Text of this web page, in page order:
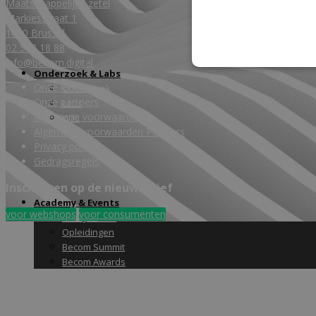
Onderzoek & Labs
Onderzoek
Wiki
Academy & Events
Friday Snack
Opleidingen
Becom Summit
Becom Awards
Maatschappelijke zetel
Markiesstraat 1
1000 Brussel
02 588 18 88
info@becom.digital
Onze leden
Onze partners
Algemene voorwaarden
Algemene voorwaarden Partners
Privacy policy
Gedragsregels
Inschrijven op de nieuwsbrief
voor webshops voor consumenten